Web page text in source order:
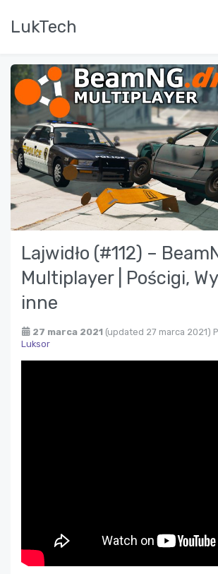
LukTech
Lajwidło (#112) –
Multiplayer | Pościgi,
inne
27 marca 2021 (updated 27 marca 2021)
Luksor